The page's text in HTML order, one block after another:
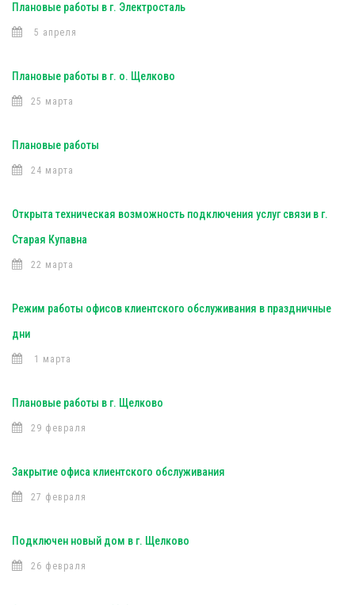
Плановые работы в г. Электросталь
5 апреля
Плановые работы в г. о. Щелково
25 марта
Плановые работы
24 марта
Открыта техническая возможность подключения услуг связи в г.
Старая Купавна
22 марта
Режим работы офисов клиентского обслуживания в праздничные
дни
1 марта
Плановые работы в г. Щелково
29 февраля
Закрытие офиса клиентского обслуживания
27 февраля
Подключен новый дом в г. Щелково
26 февраля